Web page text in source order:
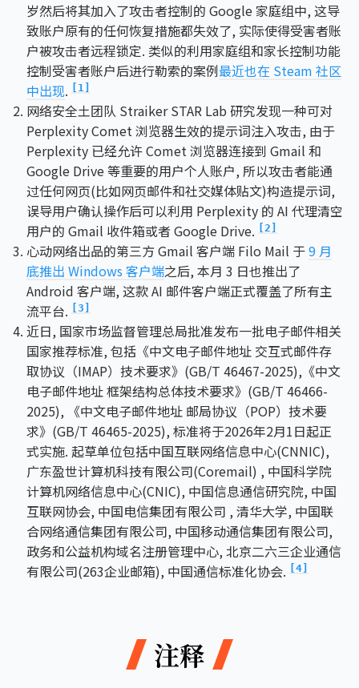
岁然后将其加入了攻击者控制的 Google 家庭组中, 这导
致账户原有的任何恢复措施都失效了, 实际使得受害者账
户被攻击者远程锁定. 类似的利用家庭组和家长控制功能
控制受害者账户后进行勒索的案例最近也在 Steam 社区
中出现. [1]
网络安全土团队 Straiker STAR Lab 研究发现一种可对
Perplexity Comet 浏览器生效的提示词注入攻击, 由于
Perplexity 已经允许 Comet 浏览器连接到 Gmail 和
Google Drive 等重要的用户个人账户, 所以攻击者能通
过任何网页(比如网页邮件和社交媒体贴文)构造提示词,
误导用户确认操作后可以利用 Perplexity 的 AI 代理清空
用户的 Gmail 收件箱或者 Google Drive.
[2]
心动网络出品的第三方 Gmail 客户端 Filo Mail 于9 月
底推出 Windows 客户端之后, 本月 3 日也推出了
Android 客户端, 这款 AI 邮件客户端正式覆盖了所有主
流平台.
[3]
近日, 国家市场监督管理总局批准发布一批电子邮件相关
国家推荐标准, 包括《中文电子邮件地址 交互式邮件存
取协议（IMAP）技术要求》(GB/T 46467-2025),《中文
电子邮件地址 框架结构总体技术要求》(GB/T 46466-
2025), 《中文电子邮件地址 邮局协议（POP）技术要
求》(GB/T 46465-2025), 标准将于2026年2月1日起正
式实施. 起草单位包括中国互联网络信息中心(CNNIC),
广东盈世计算机科技有限公司(Coremail) , 中国科学院
计算机网络信息中心(CNIC), 中国信息通信研究院, 中国
互联网协会, 中国电信集团有限公司 , 清华大学, 中国联
合网络通信集团有限公司, 中国移动通信集团有限公司,
政务和公益机构域名注册管理中心, 北京二六三企业通信
有限公司(263企业邮箱), 中国通信标准化协会.
[4]
注释